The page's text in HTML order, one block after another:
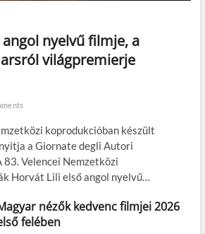
nyelvű filmje, a
világpremierje
koprodukcióban készült
a Giornate degli Autori
Velencei Nemzetközi
Horvát Lili első angol nyelvű…
nézők kedvenc filmjei 2026
felében